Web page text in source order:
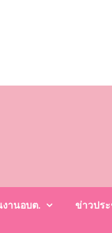
งานอบต. ข่าวปร